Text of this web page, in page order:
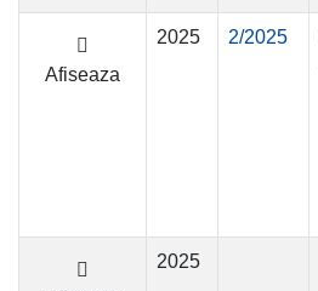
Afiseaza
2025 2/2025
2025